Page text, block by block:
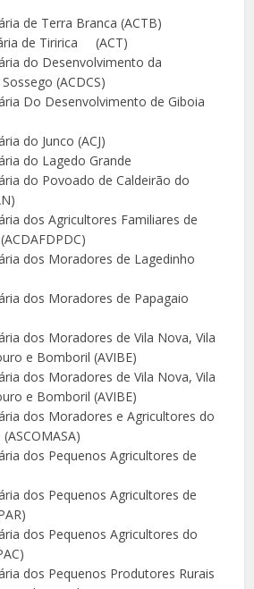
de Terra Branca (ACTB)
de Tiririca (ACT)
do Desenvolvimento da
(ACDCS)
Do Desenvolvimento de Giboia
do Junco (ACJ)
do Lagedo Grande
do Povoado de Caldeirão do
dos Agricultores Familiares de
dos Moradores de Lagedinho
dos Moradores de Papagaio
dos Moradores de Vila Nova, Vila
e Bomboril (AVIBE)
dos Moradores de Vila Nova, Vila
e Bomboril (AVIBE)
dos Moradores e Agricultores do
dos Pequenos Agricultores de
dos Pequenos Agricultores de
dos Pequenos Agricultores do
dos Pequenos Produtores Rurais